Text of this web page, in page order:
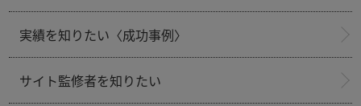
実績を知りたい〈成功事例〉
サイト監修者を知りたい